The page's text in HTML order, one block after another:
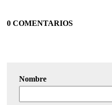
0 COMENTARIOS
Nombre